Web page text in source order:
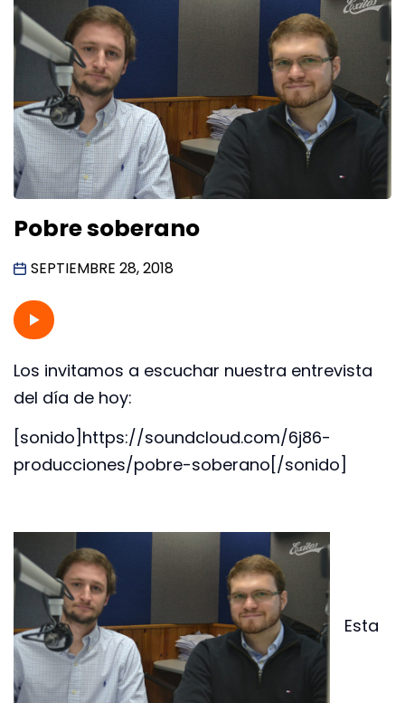
Pobre soberano
SEPTIEMBRE 28, 2018
Los invitamos a escuchar nuestra entrevista
del día de hoy:
[sonido]https://soundcloud.com/6j86-
producciones/pobre-soberano[/sonido]
Esta